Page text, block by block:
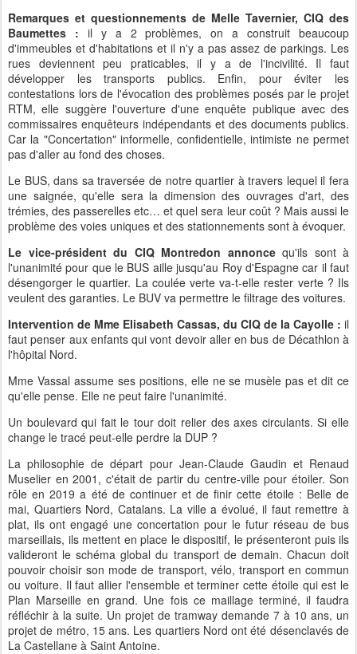
Remarques et questionnements de Melle Tavernier, CIQ des
Baumettes : il y a 2 problèmes, on a construit beaucoup
d'immeubles et d'habitations et il n'y a pas assez de parkings. Les
rues deviennent peu praticables, il y a de l'incivilité. Il faut
développer les transports publics. Enfin, pour éviter les
contestations lors de l'évocation des problèmes posés par le projet
RTM, elle suggère l'ouverture d'une enquête publique avec des
commissaires enquêteurs indépendants et des documents publics.
Car la "Concertation" informelle, confidentielle, intimiste ne permet
pas d'aller au fond des choses.
Le BUS, dans sa traversée de notre quartier à travers lequel il fera
une saignée, qu'elle sera la dimension des ouvrages d'art, des
trémies, des passerelles etc… et quel sera leur coût ? Mais aussi le
problème des voies uniques et des stationnements sont à évoquer.
Le vice-président du CIQ Montredon annoncequ'ils sont à
l'unanimité pour que le BUS aille jusqu'au Roy d'Espagne car il faut
désengorger le quartier. La coulée verte va-t-elle rester verte ? Ils
veulent des garanties. Le BUV va permettre le filtrage des voitures.
Intervention de Mme Elisabeth Cassas, du CIQ de la Cayolle : il
faut penser aux enfants qui vont devoir aller en bus de Décathlon à
l'hôpital Nord.
Mme Vassal assume ses positions, elle ne se musèle pas et dit ce
qu'elle pense. Elle ne peut faire l'unanimité.
Un boulevard qui fait le tour doit relier des axes circulants. Si elle
change le tracé peut-elle perdre la DUP ?
La philosophie de départ pour Jean-Claude Gaudin et Renaud
Muselier en 2001, c'était de partir du centre-ville pour étoiler. Son
rôle en 2019 a été de continuer et de finir cette étoile : Belle de
mai, Quartiers Nord, Catalans. La ville a évolué, il faut remettre à
plat, ils ont engagé une concertation pour le futur réseau de bus
marseillais, ils mettent en place le dispositif, le présenteront puis ils
valideront le schéma global du transport de demain. Chacun doit
pouvoir choisir son mode de transport, vélo, transport en commun
ou voiture. Il faut allier l'ensemble et terminer cette étoile qui est le
Plan Marseille en grand. Une fois ce maillage terminé, il faudra
réfléchir à la suite. Un projet de tramway demande 7 à 10 ans, un
projet de métro, 15 ans. Les quartiers Nord ont été désenclavés de
La Castellane à Saint Antoine.